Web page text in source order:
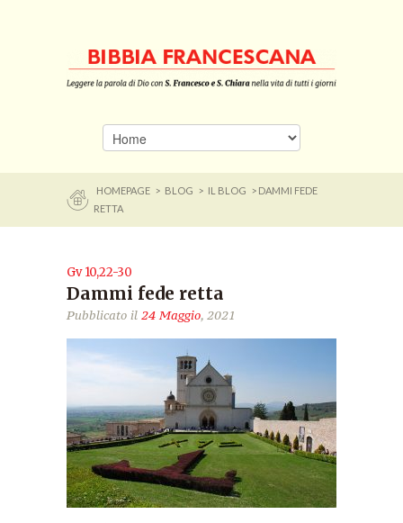
HOMEPAGE > BLOG > IL BLOG
> DAMMI FEDE
RETTA
Gv 10,22-30
Dammi fede retta
Pubblicato il 24 Maggio, 2021